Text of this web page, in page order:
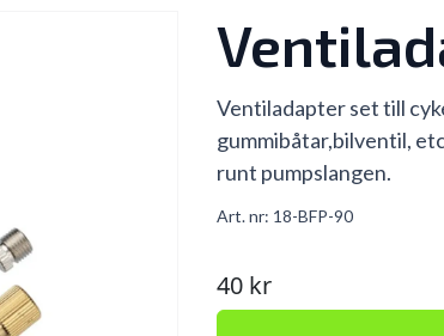
Ventiladapter set till
gummibåtar,bilventil,
runt pumpslangen.
Art. nr: 18-BFP-90
40 kr